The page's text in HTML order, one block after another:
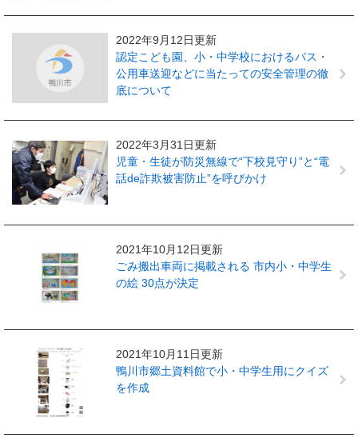
2022年9月12日更新
認定こども園、小・中学校におけるバス・
公用車送迎などに当たっての安全管理の徹
底について
2022年3月31日更新
児童・生徒が防災無線で“下校見守り”と“電
話de詐欺被害防止”を呼びかけ
2021年10月12日更新
ごみ搬出車両に掲載される 市内小・中学生
の絵 30点が決定
2021年10月11日更新
鴨川市郷土資料館で小・中学生用にクイズ
を作成